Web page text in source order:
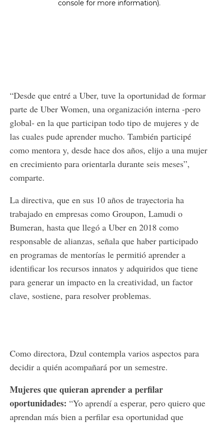
“Desde que entré a Uber, tuve la oportunidad de formar
parte de Uber Women, una organización interna -pero
global- en la que participan todo tipo de mujeres y de
las cuales pude aprender mucho. También participé
como mentora y, desde hace dos años, elijo a una mujer
en crecimiento para orientarla durante seis meses”,
comparte.
La directiva, que en sus 10 años de trayectoria ha
trabajado en empresas como Groupon, Lamudi o
Bumeran, hasta que llegó a Uber en 2018 como
responsable de alianzas, señala que haber participado
en programas de mentorías le permitió aprender a
identificar los recursos innatos y adquiridos que tiene
para generar un impacto en la creatividad, un factor
clave, sostiene, para resolver problemas.
Como directora, Dzul contempla varios aspectos para
decidir a quién acompañará por un semestre.
Mujeres que quieran aprender a perfilar
oportunidades: “Yo aprendí a esperar, pero quiero que
aprendan más bien a perfilar esa oportunidad que